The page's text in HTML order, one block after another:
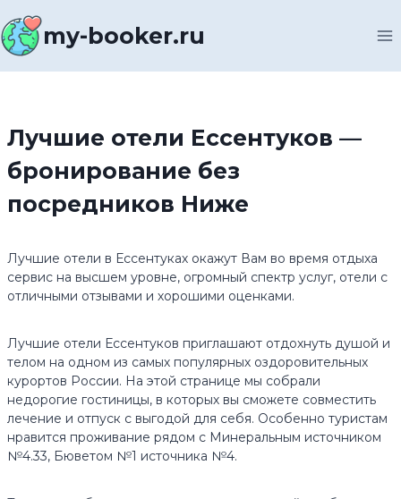
к
содержимомуmy-booker.ru
Лучшие отели Ессентуков —
бронирование без
посредников Ниже
Лучшие отели в Ессентуках окажут Вам во время отдыха
сервис на высшем уровне, огромный спектр услуг, отели с
отличными отзывами и хорошими оценками.
Лучшие отели Ессентуков приглашают отдохнуть душой и
телом на одном из самых популярных оздоровительных
курортов России. На этой странице мы собрали
недорогие гостиницы, в которых вы сможете совместить
лечение и отпуск с выгодой для себя. Особенно туристам
нравится проживание рядом с Минеральным источником
№4.33, Бюветом №1 источника №4.